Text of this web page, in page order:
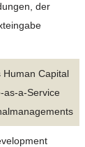
der
Human Capital
as-a-Service